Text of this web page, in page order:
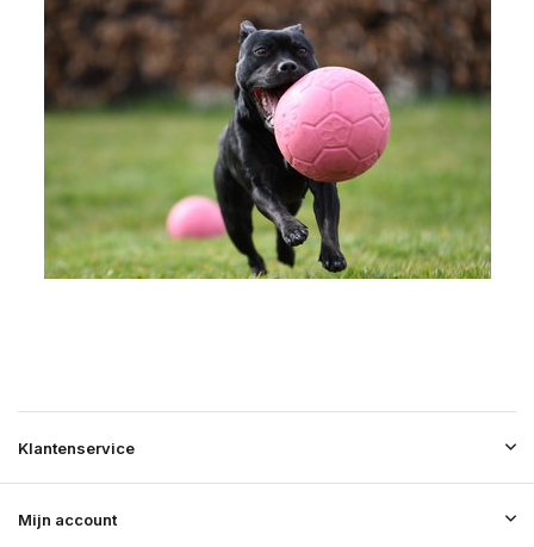
Klantenservice
Mijn account